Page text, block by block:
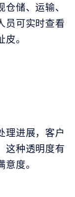
储、运输、
员可实时查看
。
理进展，客户
这种透明度有
度。